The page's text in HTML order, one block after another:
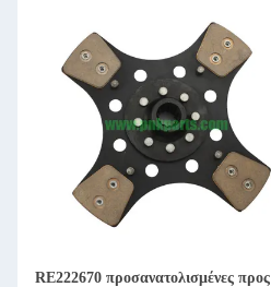
RE222670 προσανατολισμένες προς